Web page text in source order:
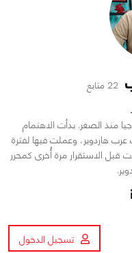
22 متابع
منذ الصغر. بدأت الاهتمام
منتديات عرب هاردوير، وعملت فيها لفترة
الاستقرار مرة أُخرى كمحرر
تسجيل الدخول